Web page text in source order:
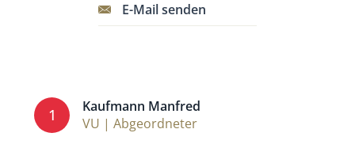
E-Mail senden
1
Kaufmann Manfred
VU | Abgeordneter